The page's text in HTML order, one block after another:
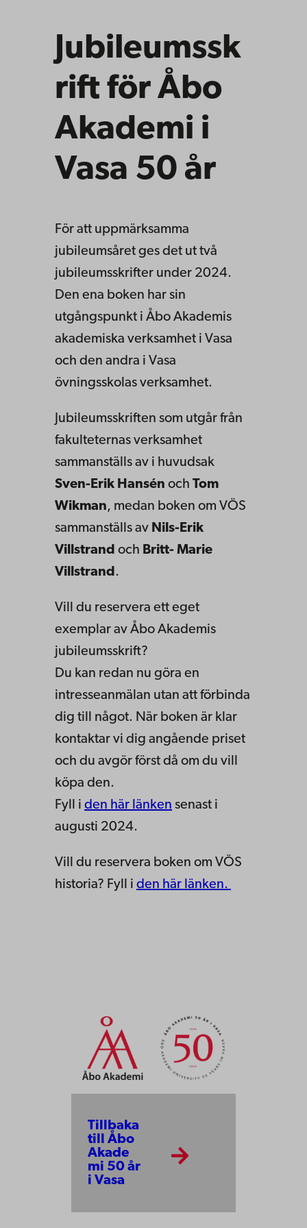
Jubileumssk
rift för Åbo
Akademi i
Vasa 50 år
För att uppmärksamma
jubileumsåret ges det ut två
jubileumsskrifter under 2024.
Den ena boken har sin
utgångspunkt i Åbo Akademis
akademiska verksamhet i Vasa
och den andra i Vasa
övningsskolas verksamhet.
Jubileumsskriften som utgår från
fakulteternas verksamhet
sammanställs av i huvudsak
Sven-Erik Hansén och Tom
Wikman, medan boken om VÖS
sammanställs av Nils-Erik
Villstrand och Britt- Marie
Villstrand .
Vill du reservera ett eget
exemplar av Åbo Akademis
jubileumsskrift?
Du kan redan nu göra en
intresseanmälan utan att förbinda
dig till något. När boken är klar
kontaktar vi dig angående priset
och du avgör först då om du vill
köpa den.
Fyll i den här länken senast i
augusti 2024.
Vill du reservera boken om VÖS
historia? Fyll i den här länken.
Tillbaka
till Åbo
Akade
mi 50 år
i Vasa